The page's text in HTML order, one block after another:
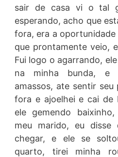
sair de casa vi o tal
esperando, acho que
fora, era a oportunidade
que prontamente veio,
Fui logo o agarrando,
na minha bunda, e
amassos, ate sentir seu
fora e ajoelhei e cai de
ele gemendo
meu marido, eu disse
chegar, e ele se
quarto, tirei minha